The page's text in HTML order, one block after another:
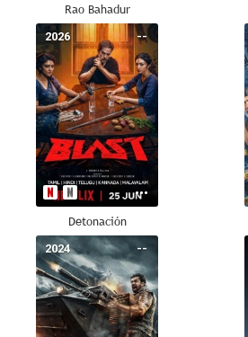
Rao Bahadur
--
2026
Detonación
--
2024